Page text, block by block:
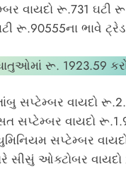
વાયદો રૂ.731 ઘટી
રૂ.90555ના ભાવે
રૂ. 1923.59
સપ્ટેમ્બર વાયદો
સપ્ટેમ્બર વાયદો
સપ્ટેમ્બર
સીસું ઓક્ટોબર વાયદો